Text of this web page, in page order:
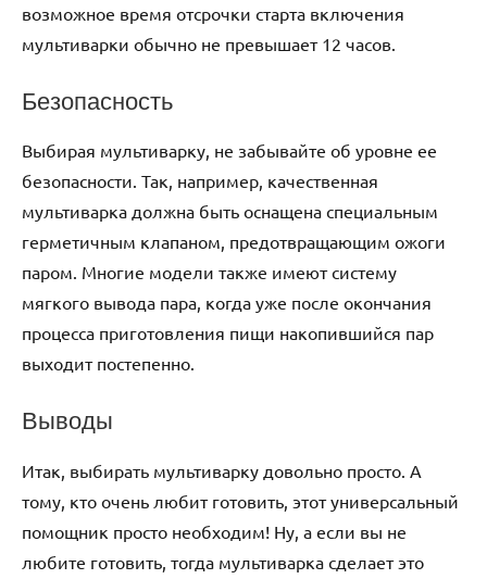
возможное время отсрочки старта включения
мультиварки обычно не превышает 12 часов.
Безопасность
Выбирая мультиварку, не забывайте об уровне ее
безопасности. Так, например, качественная
мультиварка должна быть оснащена специальным
герметичным клапаном, предотвращающим ожоги
паром. Многие модели также имеют систему
мягкого вывода пара, когда уже после окончания
процесса приготовления пищи накопившийся пар
выходит постепенно.
Выводы
Итак, выбирать мультиварку довольно просто. А
тому, кто очень любит готовить, этот универсальный
помощник просто необходим! Ну, а если вы не
любите готовить, тогда мультиварка сделает это